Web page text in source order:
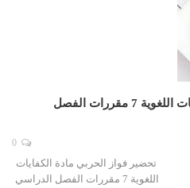
تحضير فواز الحربي مادة الكفايات اللغوية 7 مقررات الفصل
تحضير فواز الحربي مادة الكفايات
اللغوية 7 مقررات الفصل الدراسي